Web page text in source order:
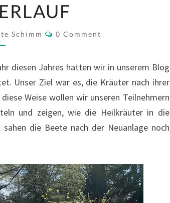
Schimm Comments
0 Comment
diesen Jahres hatten wir in unserem Blog
Unser Ziel war es, die Kräuter nach ihrer
Weise wollen wir unseren Teilnehmern
und zeigen, wie die Heilkräuter in die
die Beete nach der Neuanlage noch